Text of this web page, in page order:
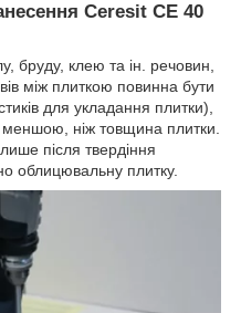
Ceresit CE 40
бруду, клею та ін. речовин,
між плиткою повинна бути
для укладання плитки),
ніж товщина плитки.
після твердіння
облицювальну плитку.